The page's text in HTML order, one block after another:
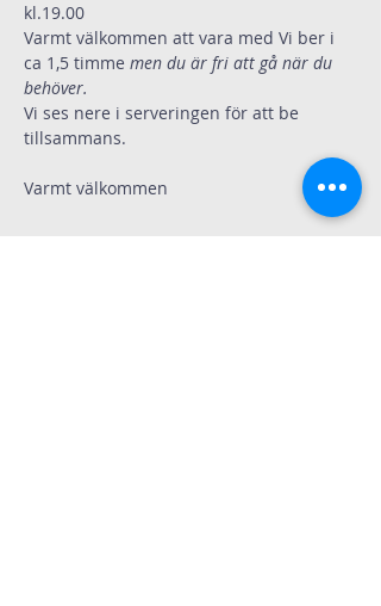
kl.19.00
Varmt välkommen att vara med Vi ber i
ca 1,5 timme men du är fri att gå när du
behöver.
Vi ses nere i serveringen för att be
tillsammans.
Varmt välkommen